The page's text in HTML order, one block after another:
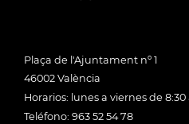
Plaça de l'Ajuntament nº 1
46002 València
Horarios: lunes a viernes de 8:30
Teléfono: 963 52 54 78